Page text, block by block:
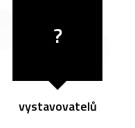
?
vystavovatelů